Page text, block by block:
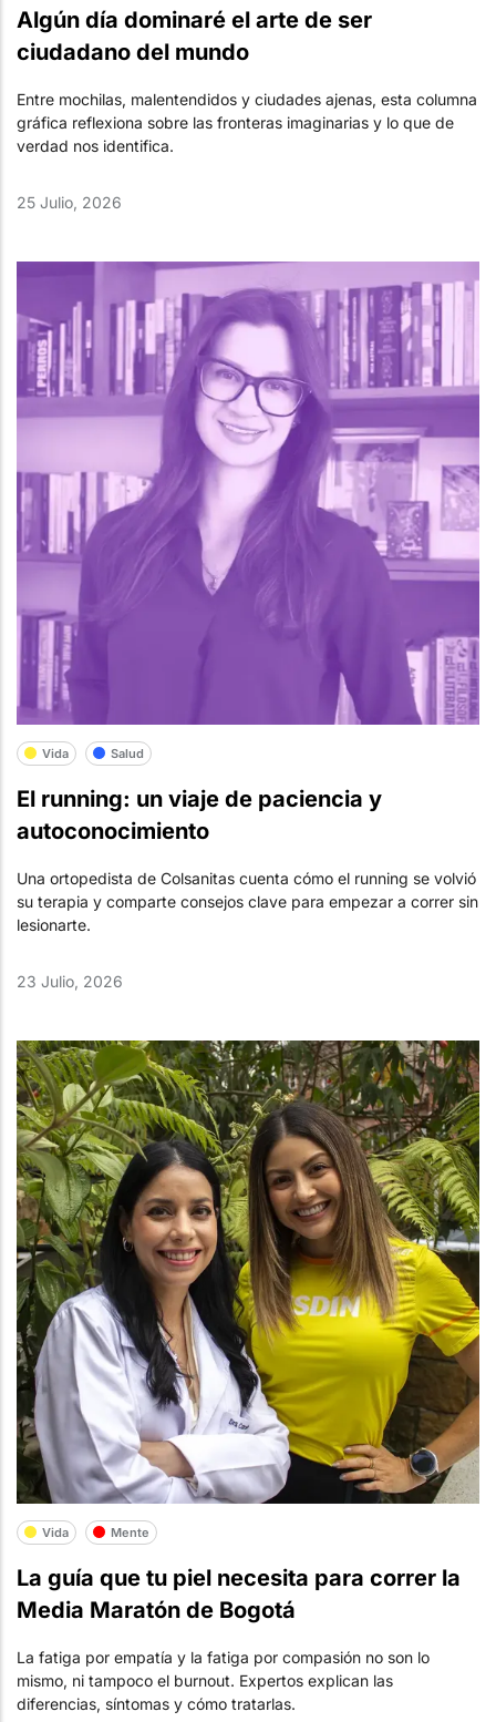
Algún día dominaré el arte de ser
ciudadano del mundo
Entre mochilas, malentendidos y ciudades ajenas, esta columna
gráfica reflexiona sobre las fronteras imaginarias y lo que de
verdad nos identifica.
25 Julio, 2026
Vida Salud
El running: un viaje de paciencia y
autoconocimiento
Una ortopedista de Colsanitas cuenta cómo el running se volvió
su terapia y comparte consejos clave para empezar a correr sin
lesionarte.
23 Julio, 2026
Vida Mente
La guía que tu piel necesita para correr la
Media Maratón de Bogotá
La fatiga por empatía y la fatiga por compasión no son lo
mismo, ni tampoco el burnout. Expertos explican las
diferencias, síntomas y cómo tratarlas.